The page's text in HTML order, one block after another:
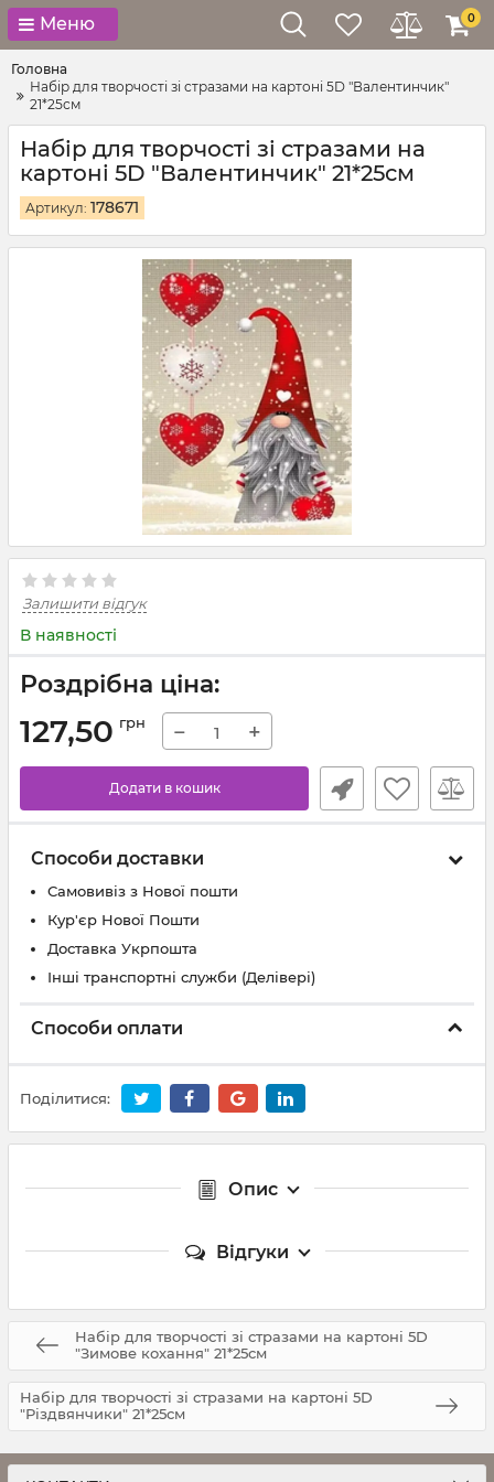
Меню 0
Головна
Набір для творчості зі стразами на картоні 5D "Валентинчик"
21*25см
Набір для творчості зі стразами на
картоні 5D "Валентинчик" 21*25см
Артикул: 178671
Залишити відгук
В наявності
Роздрібна ціна:
127,50 грн − +
Додати в кошик
Способи доставки
Самовивіз з Нової пошти
Кур'єр Нової Пошти
Доставка Укрпошта
Інші транспортні служби (Делівері)
Способи оплати
Поділитися:
Опис
Відгуки
Набір для творчості зі стразами на картоні 5D
"Зимове кохання" 21*25см
Набір для творчості зі стразами на картоні 5D
"Різдвянчики" 21*25см